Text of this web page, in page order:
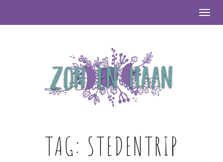
TAG: STEDENTRIP